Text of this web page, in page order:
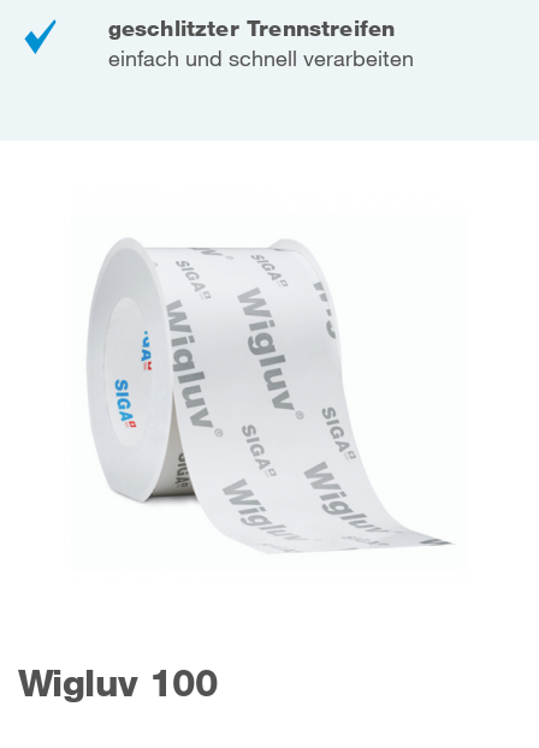
geschlitzter Trennstreifen
einfach und schnell verarbeiten
Wigluv 100